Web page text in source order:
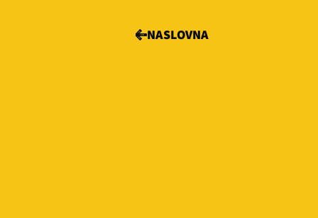
NASLOVNA